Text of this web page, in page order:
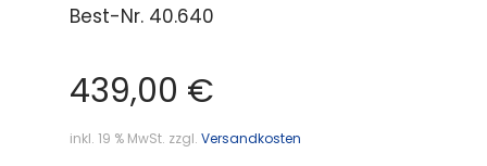
Best-Nr. 40.640
439,00 €
inkl. 19 % MwSt. zzgl. Versandkosten